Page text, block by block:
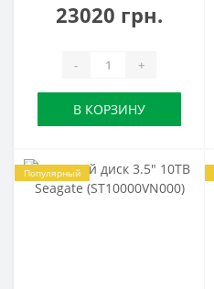
23020 грн.
- +
В КОРЗИНУ
Популярный